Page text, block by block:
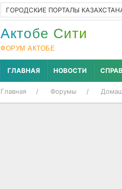
ГОРОДСКИЕ ПОРТАЛЫ
Актобе Cити
ФОРУМ АКТОБЕ
ГЛАВНАЯ НОВОСТИ
Главная Форумы